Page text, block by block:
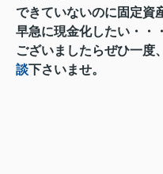
できていないのに固定資
早急に現金化したい・・
ございましたらぜひ一度、
談下さいませ。